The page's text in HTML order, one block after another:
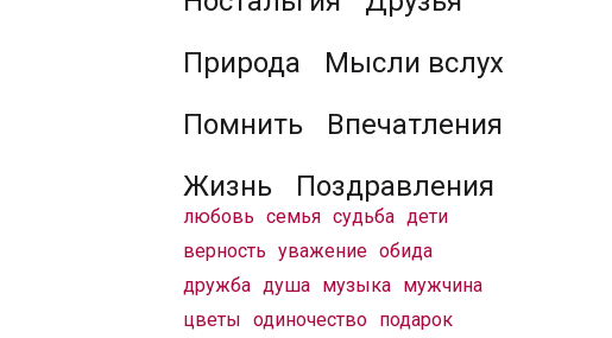
Природа
Мысли вслух
Помнить
Впечатления
Жизнь
Поздравления
любовь семья судьба дети
верность уважение обида
дружба душа музыка мужчина
цветы одиночество подарок